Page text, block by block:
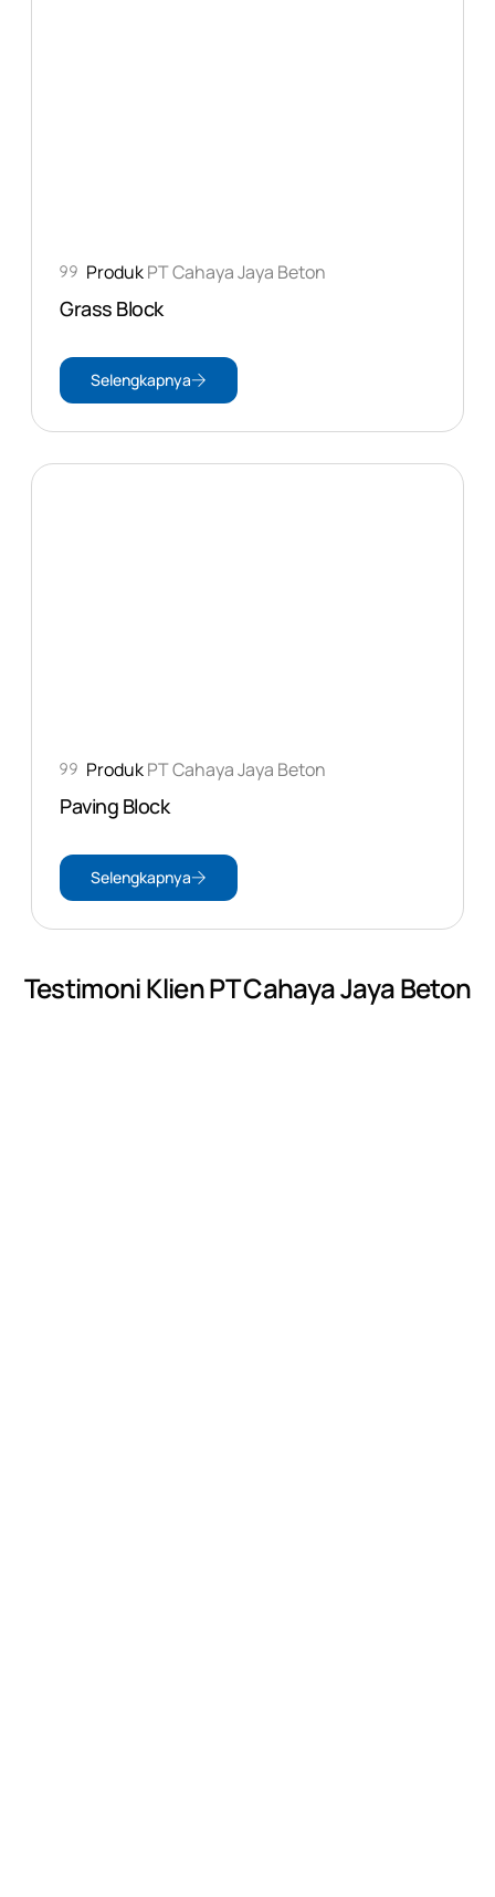
ProdukPT Cahaya Jaya Beton
Grass Block
Selengkapnya
ProdukPT Cahaya Jaya Beton
Paving Block
Selengkapnya
Testimoni Klien PT Cahaya Jaya Beton